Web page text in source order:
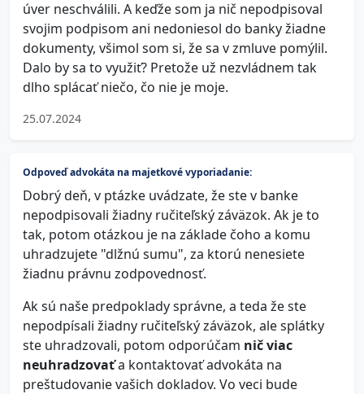
úver neschválili. A keďže som ja nič nepodpisoval
svojim podpisom ani nedoniesol do banky žiadne
dokumenty, všimol som si, že sa v zmluve pomýlil.
Dalo by sa to využiť? Pretože už nezvládnem tak
dlho splácať niečo, čo nie je moje.
25.07.2024
Odpoveď advokáta na majetkové vyporiadanie:
Dobrý deň, v ptázke uvádzate, že ste v banke
nepodpisovali žiadny ručiteľský záväzok. Ak je to
tak, potom otázkou je na základe čoho a komu
uhradzujete "dlžnú sumu", za ktorú nenesiete
žiadnu právnu zodpovednosť.
Ak sú naše predpoklady správne, a teda že ste
nepodpísali žiadny ručiteľský záväzok, ale splátky
ste uhradzovali, potom odporúčam nič viac
neuhradzovaťa kontaktovať advokáta na
preštudovanie vašich dokladov. Vo veci bude